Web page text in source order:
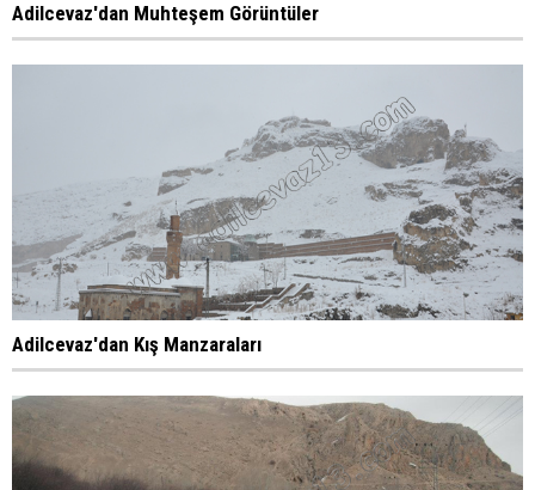
Adilcevaz'dan Muhteşem Görüntüler
Adilcevaz'dan Kış Manzaraları